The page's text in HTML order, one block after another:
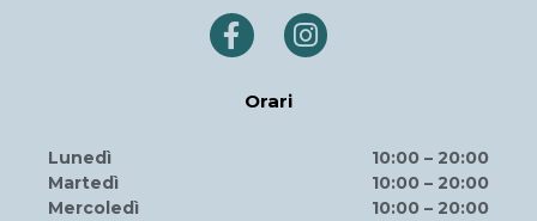
Orari
Lunedì
Martedì
Mercoledì
10:00 – 20:00
10:00 – 20:00
10:00 – 20:00